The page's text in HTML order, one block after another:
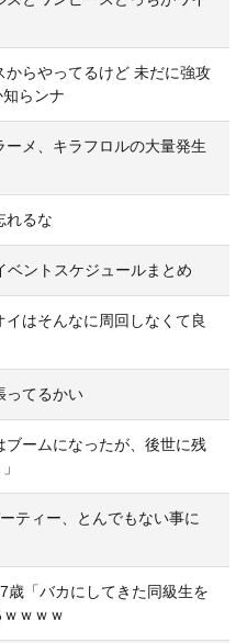
からやってるけど 未だに強攻
らンナ
メ、キラフロルの大量発生
れるな
ベントスケジュールまとめ
イはそんなに周回しなくて良
ってるかい
ームになったが、後世に残
ティー、とんでもない事に
歳「バカにしてきた同級生を
ｗｗｗ